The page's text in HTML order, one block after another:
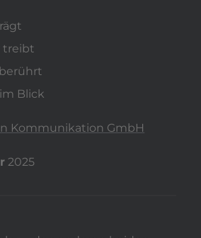
treibt
Blick
Kommunikation GmbH
2025